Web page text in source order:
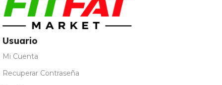
Usuario
Mi Cuenta
Recuperar Contraseña